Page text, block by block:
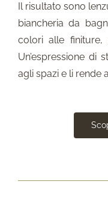
Il risultato sono
biancheria da
colori alle finiture,
Un’espressione di
agli spazi e li rende